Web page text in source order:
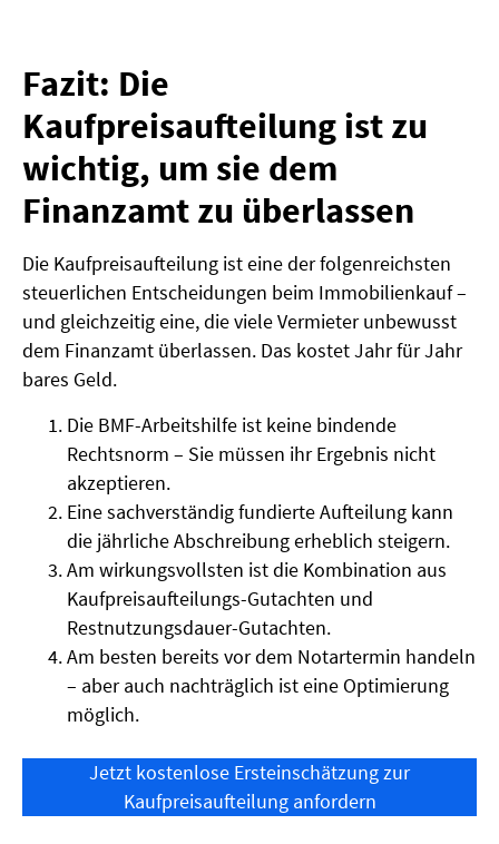
Fazit: Die
Kaufpreisaufteilung ist zu
wichtig, um sie dem
Finanzamt zu überlassen
Die Kaufpreisaufteilung ist eine der folgenreichsten
steuerlichen Entscheidungen beim Immobilienkauf –
und gleichzeitig eine, die viele Vermieter unbewusst
dem Finanzamt überlassen. Das kostet Jahr für Jahr
bares Geld.
Die BMF-Arbeitshilfe ist keine bindende
Rechtsnorm – Sie müssen ihr Ergebnis nicht
akzeptieren.
Eine sachverständig fundierte Aufteilung kann
die jährliche Abschreibung erheblich steigern.
Am wirkungsvollsten ist die Kombination aus
Kaufpreisaufteilungs-Gutachten und
Restnutzungsdauer-Gutachten.
Am besten bereits vor dem Notartermin handeln
– aber auch nachträglich ist eine Optimierung
möglich.
Jetzt kostenlose Ersteinschätzung zur
Kaufpreisaufteilung anfordern